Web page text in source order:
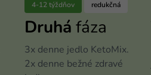
4-12 týždňov redukčná
Druhá fáza
3x denne jedlo KetoMix.
2x denne bežné zdravé